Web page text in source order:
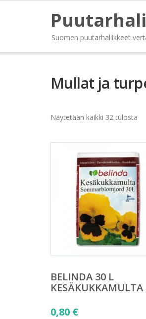
Suomen puutarhaliikkeet
Mullat ja
Näytetään kaikki 32 tulosta
BELINDA 30 L
KESÄKUKKAMULTA
0,80 €